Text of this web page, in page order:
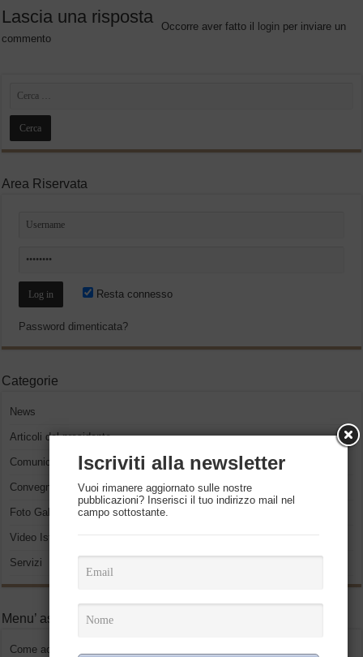
Lascia una risposta Occorre aver fatto il login per inviare un
commento
Area Riservata
Resta connesso
Password dimenticata?
Categorie
News
Articoli del presidente
Comunicati Stampa
Convegni ed eventi
Foto Gallery
Video Istituzionali
Servizi
Menu’ associati
Come accedere
Iscriviti alla newsletter
Vuoi rimanere aggiornato sulle nostre
pubblicazioni? Inserisci il tuo indirizzo mail nel
campo sottostante.